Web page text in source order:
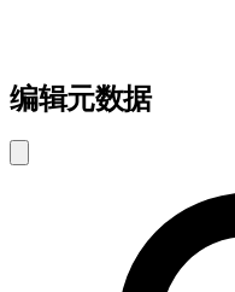
编辑元数据